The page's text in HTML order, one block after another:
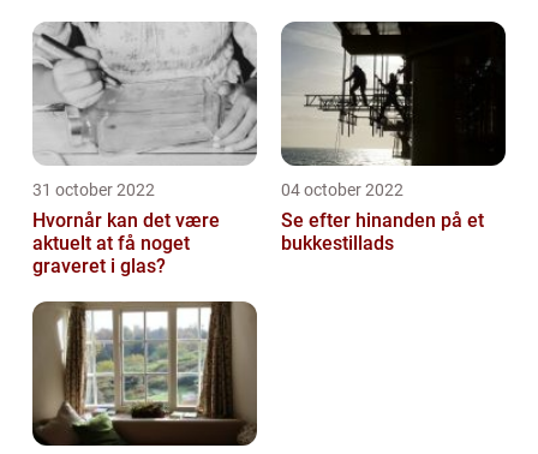
31 october 2022
Hvornår kan det være
aktuelt at få noget
graveret i glas?
04 october 2022
Se efter hinanden på et
bukkestillads